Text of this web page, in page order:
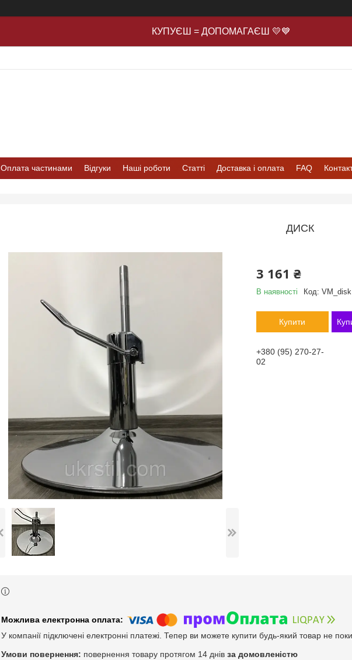
КУПУЄШ = ДОПОМАГАЄШ 💛💙
Оплата частинами Відгуки Наші роботи Статті Доставка і оплата FAQ
ДИСК
3 161 ₴
В наявності Код: VM_disk
Купити
+380 (95) 270-27-
02
У компанії підключені електронні платежі. Тепер ви можете купити будь-який товар не
повернення товару протягом 14 днів за домовленістю